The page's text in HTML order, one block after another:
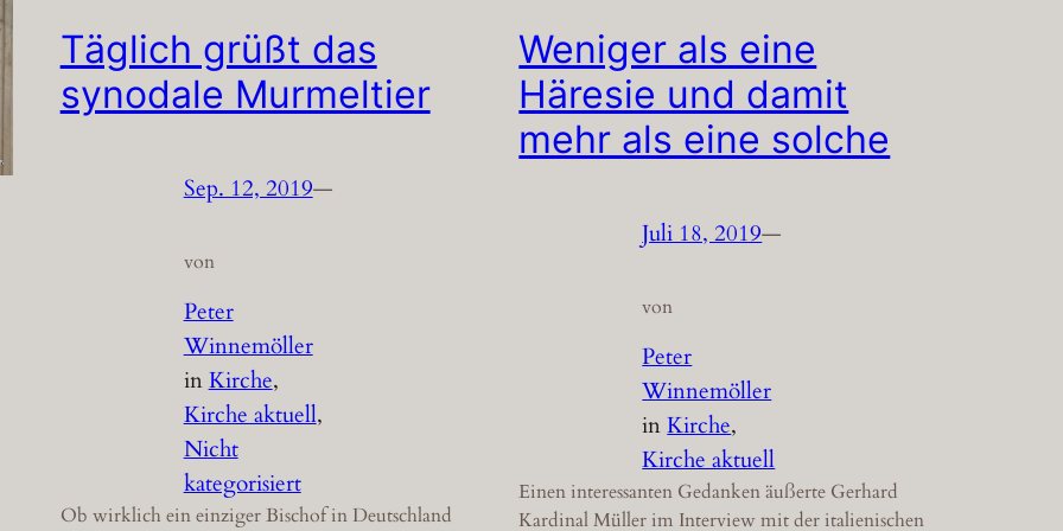
Täglich grüßt das
synodale Murmeltier
Sep. 12, 2019—
von
Peter
Winnemöller
inKirche
Kirche aktuell
Nicht
kategorisiert
Ob wirklich ein einziger Bischof in Deutschland
Weniger als eine
Häresie und damit
mehr als eine solche
Juli 18, 2019—
von
Peter
Winnemöller
inKirche
Kirche aktuell
Einen interessanten Gedanken äußerte Gerhard
Kardinal Müller im Interview mit der italienischen